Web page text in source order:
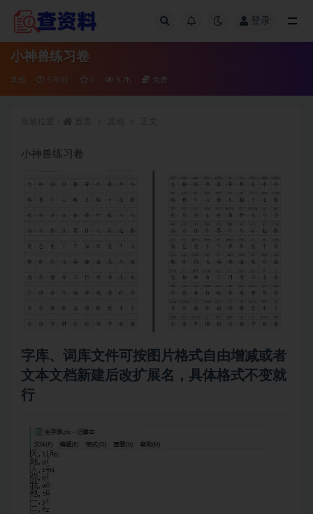
登录
小神兽练习卷
其他 5 年前 0 8.7K 免费
小神兽练习卷
字库、词库文件可按图片格式自由增减或者
文本文档新建后改扩展名，具体格式不变就
行